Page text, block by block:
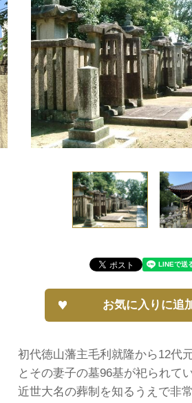
初代徳山藩主毛利就隆から12代
とその妻子の墓96基が祀られてい
近世大名の葬制を知るうえで非
お気に入りに追